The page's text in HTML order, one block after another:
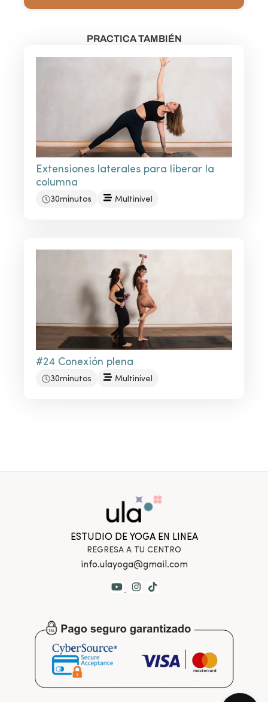
PRACTICA TAMBIÉN
Extensiones laterales para liberar la
columna
30minutos Multinivel
#24 Conexión plena
30minutos Multinivel
ESTUDIO DE YOGA EN LINEA
REGRESA A TU CENTRO
info.ulayoga@gmail.com
.